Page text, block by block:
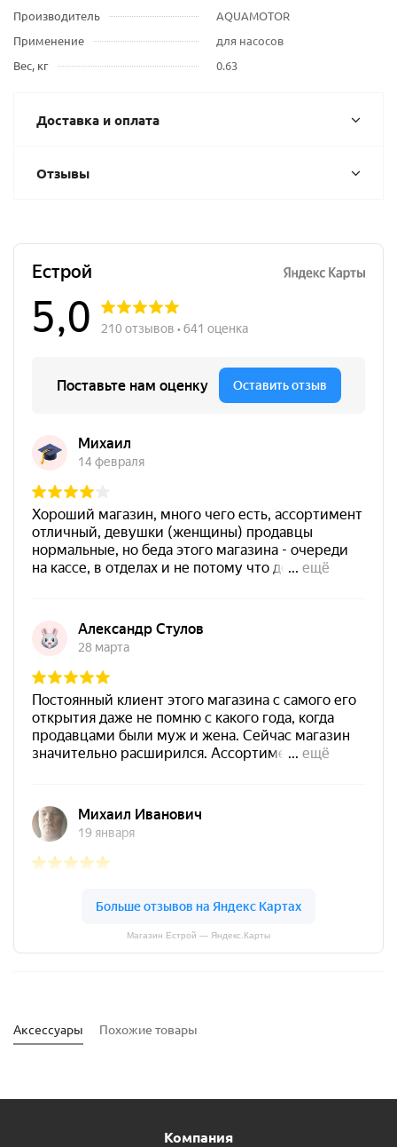
Производитель
AQUAMOTOR
Применение
для насосов
Вес, кг
0.63
Доставка и оплата
Отзывы
Магазин Естрой — Яндекс.Карты
Аксессуары Похожие товары
Компания